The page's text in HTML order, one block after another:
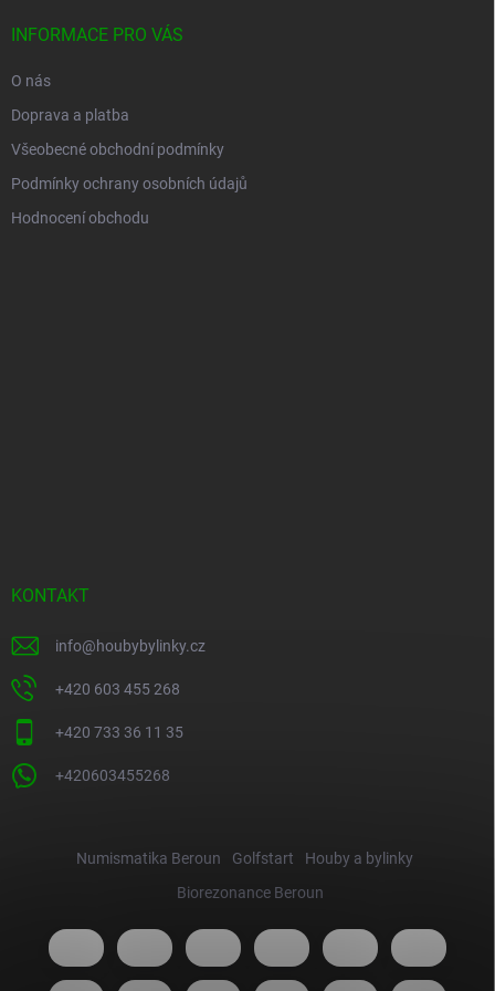
INFORMACE PRO VÁS
O nás
Doprava a platba
Všeobecné obchodní podmínky
Podmínky ochrany osobních údajů
Hodnocení obchodu
KONTAKT
info@houbybylinky.cz
+420 603 455 268
+420 733 36 11 35
+420603455268
Numismatika Beroun Golfstart
Houby a bylinky
Biorezonance Beroun